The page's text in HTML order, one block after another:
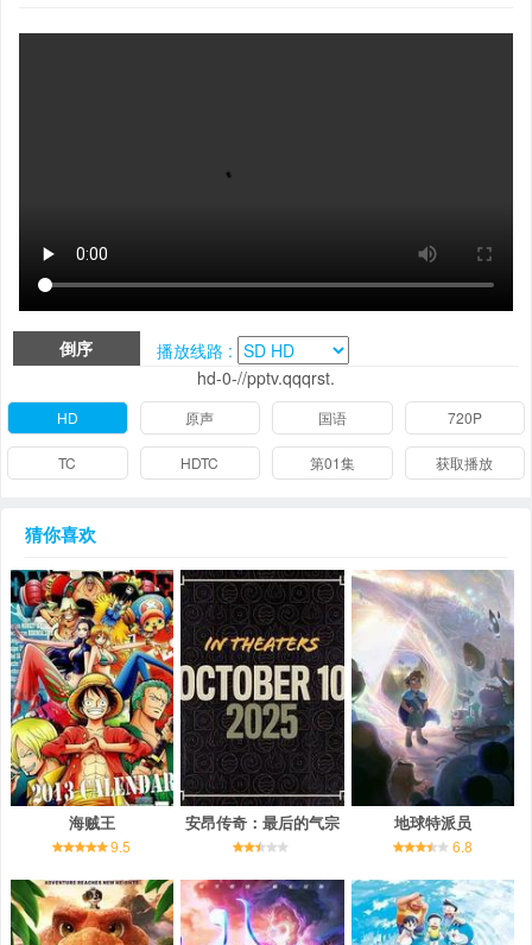
倒序
播放线路 :
hd-0-//pptv.qqqrst.
HD 原声 国语 720P
TC HDTC 第01集 获取播放
猜你喜欢
海贼王
9.5
安昂传奇：最后的气宗 地球特派员
6.8